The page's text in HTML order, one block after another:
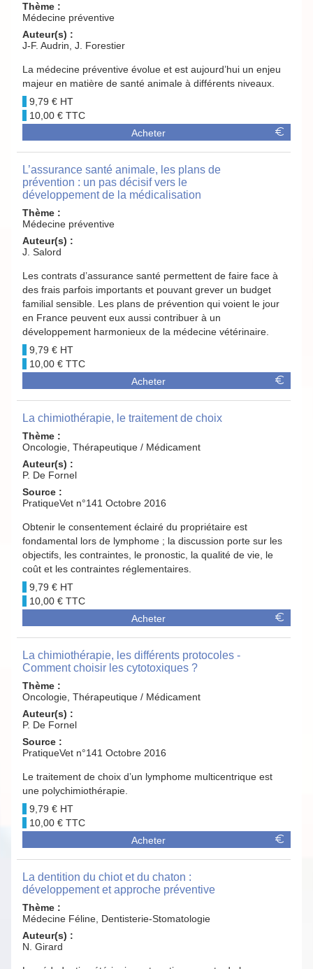
Thème :
Médecine préventive
Auteur(s) :
J-F. Audrin, J. Forestier
La médecine préventive évolue et est aujourd’hui un enjeu
majeur en matière de santé animale à différents niveaux.
9,79 €
10,00 €
Acheter
L’assurance santé animale, les plans de
prévention : un pas décisif vers le
développement de la médicalisation
Thème :
Médecine préventive
Auteur(s) :
J. Salord
Les contrats d’assurance santé permettent de faire face à
des frais parfois importants et pouvant grever un budget
familial sensible. Les plans de prévention qui voient le jour
en France peuvent eux aussi contribuer à un
développement harmonieux de la médecine vétérinaire.
9,79 €
10,00 €
Acheter
La chimiothérapie, le traitement de choix
Thème :
Oncologie, Thérapeutique / Médicament
Auteur(s) :
P. De Fornel
Source :
PratiqueVet n°141 Octobre 2016
Obtenir le consentement éclairé du propriétaire est
fondamental lors de lymphome ; la discussion porte sur les
objectifs, les contraintes, le pronostic, la qualité de vie, le
coût et les contraintes réglementaires.
9,79 €
10,00 €
Acheter
La chimiothérapie, les différents protocoles -
Comment choisir les cytotoxiques ?
Thème :
Oncologie, Thérapeutique / Médicament
Auteur(s) :
P. De Fornel
Source :
PratiqueVet n°141 Octobre 2016
Le traitement de choix d’un lymphome multicentrique est
une polychimiothérapie.
9,79 €
10,00 €
Acheter
La dentition du chiot et du chaton :
développement et approche préventive
Thème :
Médecine Féline, Dentisterie-Stomatologie
Auteur(s) :
N. Girard